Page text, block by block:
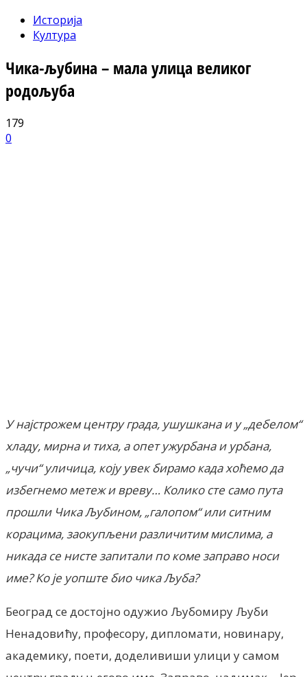
Историја
Култура
Чика-љубина – мала улица великог
родољуба
179
0
У најстрожем центру града, ушушкана и у „дебелом“
хладу, мирна и тиха, а опет ужурбана и урбана,
„чучи“ уличица, коју увек бирамо када хоћемо да
избегнемо метеж и вреву… Колико сте само пута
прошли ЧикаЉубином, „галопом“ или ситним
корацима, заокупљени различитим мислима, а
никада се нисте запитали по коме заправо носи
име? Ко је уопште био чикаЉуба?
Београд се достојно одужио Љубомиру Љуби
Ненадовићу, професору, дипломати, новинару,
академику, поети, доделивиши улици у самом